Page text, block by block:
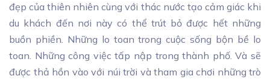
đẹp của thiên nhiên cùng với thác nước tạo cảm giác khi
du khách đến nơi này có thể trút bỏ được hết những
buồn phiền. Những lo toan trong cuộc sống bộn bề lo
toan. Những công việc tấp nập trong thành phố. Và sẽ
được thả hồn vào với núi trời và tham gia chơi những trò